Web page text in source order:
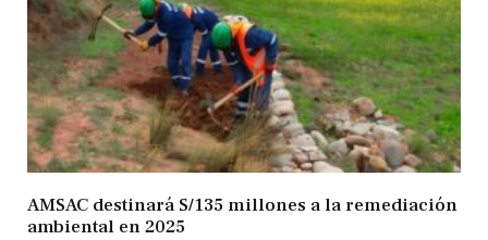
AMSAC destinará S/135 millones a la remediación
ambiental en 2025